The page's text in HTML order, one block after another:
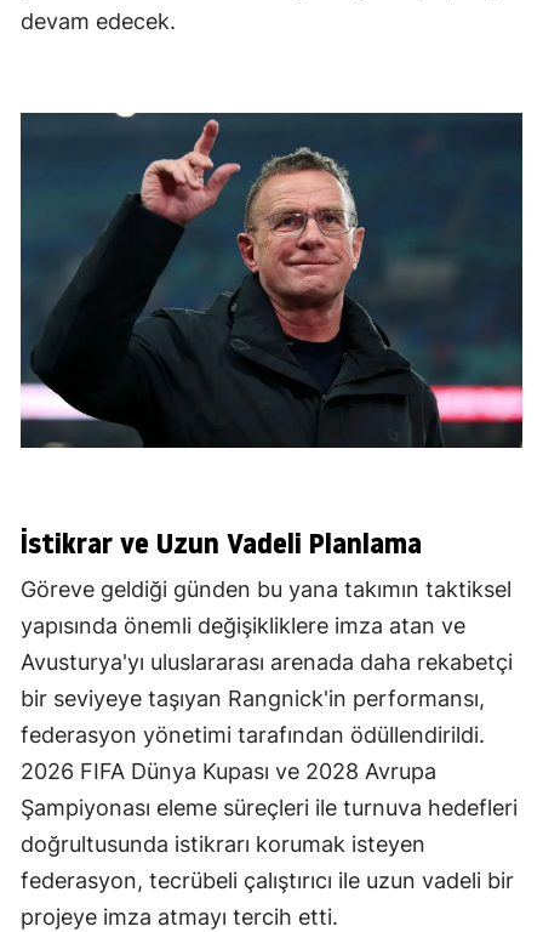
devam edecek.
İstikrar ve Uzun Vadeli Planlama
Göreve geldiği günden bu yana takımın taktiksel
yapısında önemli değişikliklere imza atan ve
Avusturya'yı uluslararası arenada daha rekabetçi
bir seviyeye taşıyan Rangnick'in performansı,
federasyon yönetimi tarafından ödüllendirildi.
2026 FIFA Dünya Kupası ve 2028 Avrupa
Şampiyonası eleme süreçleri ile turnuva hedefleri
doğrultusunda istikrarı korumak isteyen
federasyon, tecrübeli çalıştırıcı ile uzun vadeli bir
projeye imza atmayı tercih etti.